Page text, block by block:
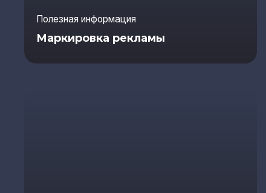
Полезная информация
Маркировка рекламы